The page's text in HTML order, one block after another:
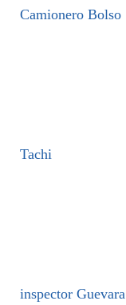
Camionero Bolso
Tachi
inspector Guevara